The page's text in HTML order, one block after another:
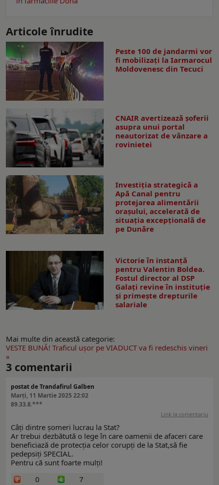
Articole înrudite
Peste 100 de jandarmi vor
fi mobilizați la Iarmarocul
Moldovenesc din Tecuci
CNAIR avertizează șoferii
asupra unui portal
neautorizat de vânzare a
rovinietei
Investiția strategică a
Apă Canal pentru
protejarea alimentării
orașului, accelerată de
situația excepțională de
pe Dunăre
Victorie în instanță
pentru Valentin Boldea.
Fostul director al DSP
Galați revine în instituție
și primește drepturile
salariale
Mai multe din această categorie:
VESTE BUNĂ! Traficul uşor pe VIADUCT va fi redeschis vineri
»
3 comentarii
postat de Trandafirul Galben
Marți, 11 Martie 2025 22:02
89.33.8.***
Link la comentariu
Câți dintre șomeri lucrau la Stat?
Ar trebui dezbătută o lege în care oamenii de afaceri care
beneficiază de protecția celor corupți de la Stat,să fie
pedepsiți SPECIAL.
Pentru că sunt foarte mulți!
0
7